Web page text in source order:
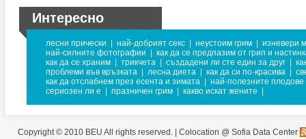
Интересно
лесни прически най-добрият секс неустоим грим
изневери
най-силните фотографии
как да се предпазим от грип и
как да се храним
трикчета създадени ли сте един за друг
проблеми във връзката
лесна диета как да си по-красива
как да отслабнем през есента и зимата
най-полезните плодове
сериозен ли е
празничен грим какво искат жените
Copyright © 2010 BEU All rights reserved. | Colocation @ Sofia Data Center